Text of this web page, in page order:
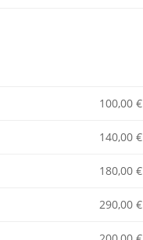
100,00 €
140,00 €
180,00 €
290,00 €